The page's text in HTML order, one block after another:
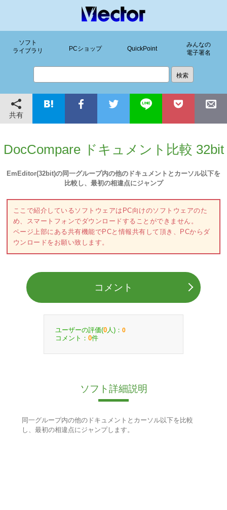
ソフト
ライブラリ
PCショップ QuickPoint
みんなの
電子署名
共有
DocCompare ドキュメント比較 32bit
EmEditor(32bit)の同一グループ内の他のドキュメントとカーソル以下を
比較し、最初の相違点にジャンプ
ここで紹介しているソフトウェアはPC向けのソフトウェアのた
め、スマートフォンでダウンロードすることができません。
ページ上部にある共有機能でPCと情報共有して頂き、PCからダ
ウンロードをお願い致します。
コメント
ユーザーの評価(0 人)： 0
コメント： 0件
ソフト詳細説明
同一グループ内の他のドキュメントとカーソル以下を比較
し、最初の相違点にジャンプします。